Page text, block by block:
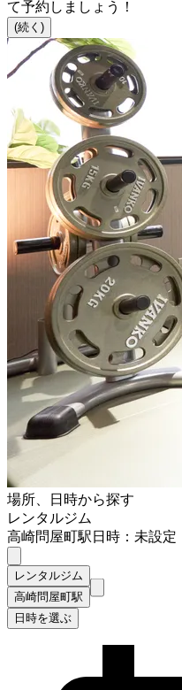
て予約しましょう！
(続く)
場所、日時から探す
レンタルジム
高崎問屋町駅日時：未設定
レンタルジム
高崎問屋町駅
日時を選ぶ